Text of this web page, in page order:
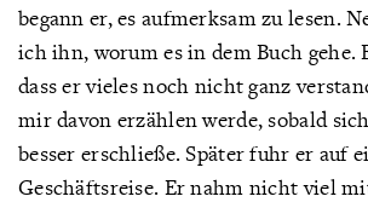
begann er, es aufmerksam zu lesen.
ich ihn, worum es in dem Buch gehe.
dass er vieles noch nicht ganz
mir davon erzählen werde, sobald
besser erschließe. Später fuhr er auf
Geschäftsreise. Er nahm nicht viel